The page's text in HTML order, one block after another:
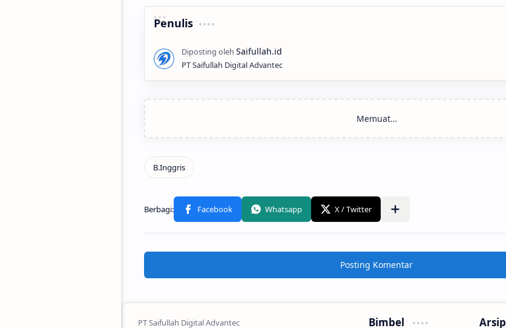
Penulis
PT Saifullah Digital Advantec
Posting Komentar
Bimbel Arsip